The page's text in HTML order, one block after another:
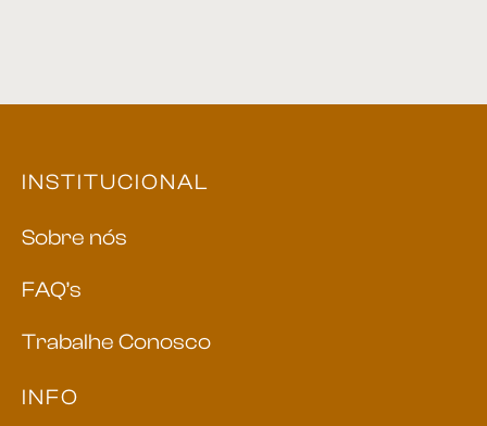
INSTITUCIONAL
Sobre nós
FAQ’s
Trabalhe Conosco
INFO